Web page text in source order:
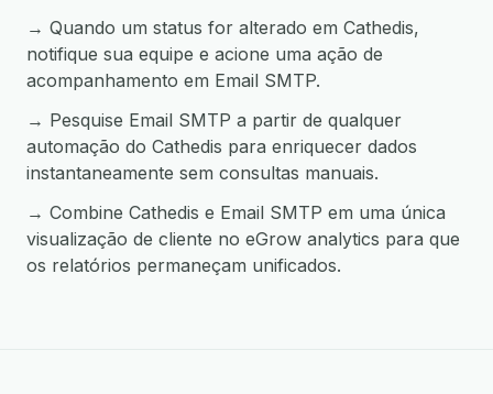
→ Quando um status for alterado em Cathedis,
notifique sua equipe e acione uma ação de
acompanhamento em Email SMTP.
→ Pesquise Email SMTP a partir de qualquer
automação do Cathedis para enriquecer dados
instantaneamente sem consultas manuais.
→ Combine Cathedis e Email SMTP em uma única
visualização de cliente no eGrow analytics para que
os relatórios permaneçam unificados.